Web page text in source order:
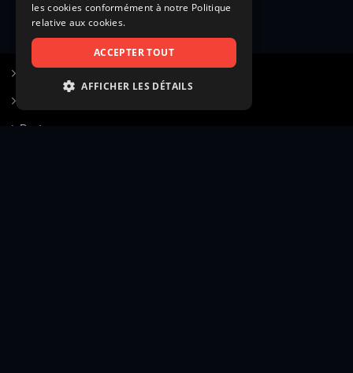
Poster une annonce
les cookies conformément à notre Politique
relative aux cookies.
ACCEPTER TOUT
AFFICHER LES DÉTAILS